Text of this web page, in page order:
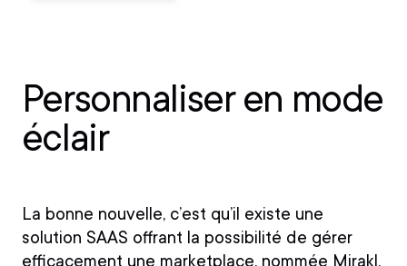
Personnaliser en mode
éclair
La bonne nouvelle, c’est qu’il existe une
solution SAAS offrant la possibilité de gérer
efficacement une marketplace, nommée Mirakl.